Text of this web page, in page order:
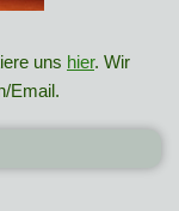
uns hier. Wir
Email.